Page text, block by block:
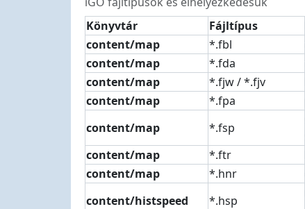
Könyvtár
Fájltípus
content/map
*.fbl
content/map
*.fda
content/map
*.fjw / *.fjv
content/map
*.fpa
content/map
*.fsp
content/map
*.ftr
content/map
*.hnr
content/histspeed
*.hsp